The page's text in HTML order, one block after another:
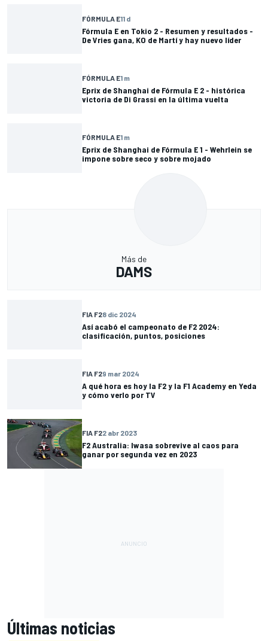
FÓRMULA E11 d
Fórmula E en Tokio 2 - Resumen y resultados -
De Vries gana, KO de Martí y hay nuevo líder
FÓRMULA E1 m
Eprix de Shanghai de Fórmula E 2 - histórica
victoria de Di Grassi en la última vuelta
FÓRMULA E1 m
Eprix de Shanghai de Fórmula E 1 - Wehrlein se
impone sobre seco y sobre mojado
Más de
DAMS
FIA F28 dic 2024
Así acabó el campeonato de F2 2024:
clasificación, puntos, posiciones
FIA F29 mar 2024
A qué hora es hoy la F2 y la F1 Academy en Yeda
y cómo verlo por TV
FIA F22 abr 2023
F2 Australia: Iwasa sobrevive al caos para
ganar por segunda vez en 2023
Últimas noticias